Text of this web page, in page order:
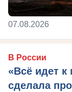
07.08.2026
В России
«Всё идет к
сделала